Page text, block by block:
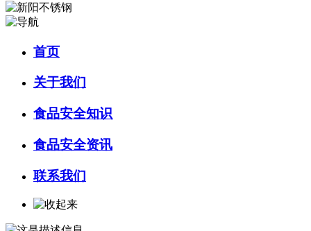
首页
关于我们
食品安全知识
食品安全资讯
联系我们